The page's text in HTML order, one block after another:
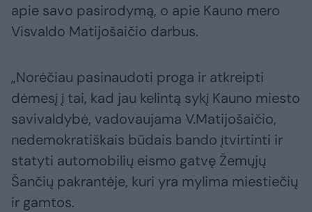
apie savo pasirodymą, o apie Kauno mero
Visvaldo Matijošaičio darbus.
„Norėčiau pasinaudoti proga ir atkreipti
dėmesį į tai, kad jau kelintą sykį Kauno miesto
savivaldybė, vadovaujama V.Matijošaičio,
nedemokratiškais būdais bando įtvirtinti ir
statyti automobilių eismo gatvę Žemųjų
Šančių pakrantėje, kuri yra mylima miestiečių
ir gamtos.